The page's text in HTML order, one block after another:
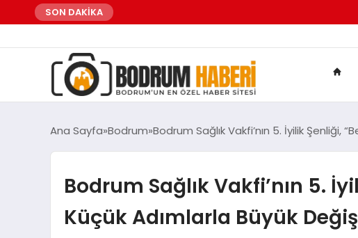
SON DAKİKA
Ana Sayfa Bodrum Bodrum Sağlık Vakfi’nın 5. İyilik Şenliği,
Bodrum Sağlık Vakfi’nın 5.
Küçük Adımlarla Büyük